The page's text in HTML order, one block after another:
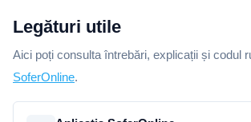
Legături utile
Aici poți consulta întrebări, explicații și codul
SoferOnline.